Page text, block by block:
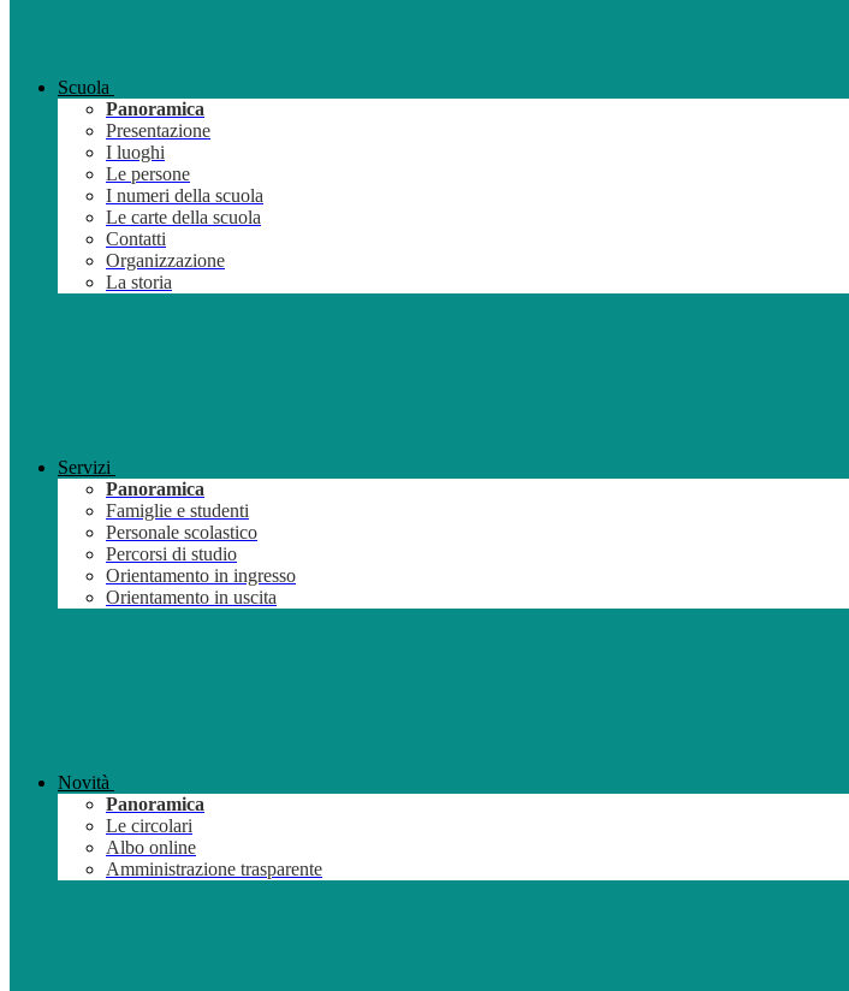
Scuola
Panoramica
Presentazione
I luoghi
Le persone
I numeri della scuola
Le carte della scuola
Contatti
Organizzazione
La storia
Servizi
Panoramica
Famiglie e studenti
Personale scolastico
Percorsi di studio
Orientamento in ingresso
Orientamento in uscita
Novità
Panoramica
Le circolari
Albo online
Amministrazione trasparente